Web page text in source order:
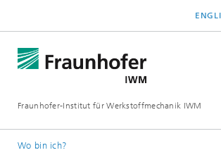
Fraunhofer-Institut für Werkstoffmechanik IWM
Wo bin ich?